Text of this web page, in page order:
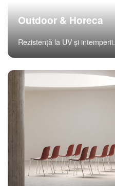
Outdoor & Horeca
Rezistență la UV și intemperii.